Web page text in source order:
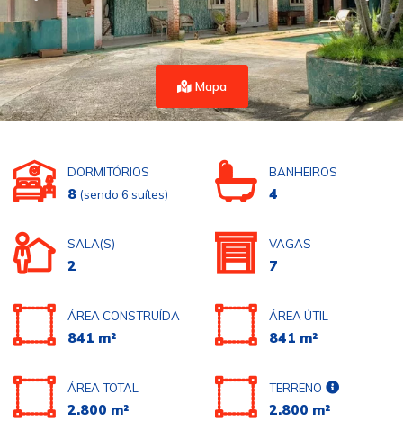
Mapa
DORMITÓRIOS
8 (sendo 6 suítes)
BANHEIROS
4
SALA(S)
2
VAGAS
7
ÁREA CONSTRUÍDA
841 m²
ÁREA ÚTIL
841 m²
ÁREA TOTAL
2.800 m²
TERRENO
2.800 m²